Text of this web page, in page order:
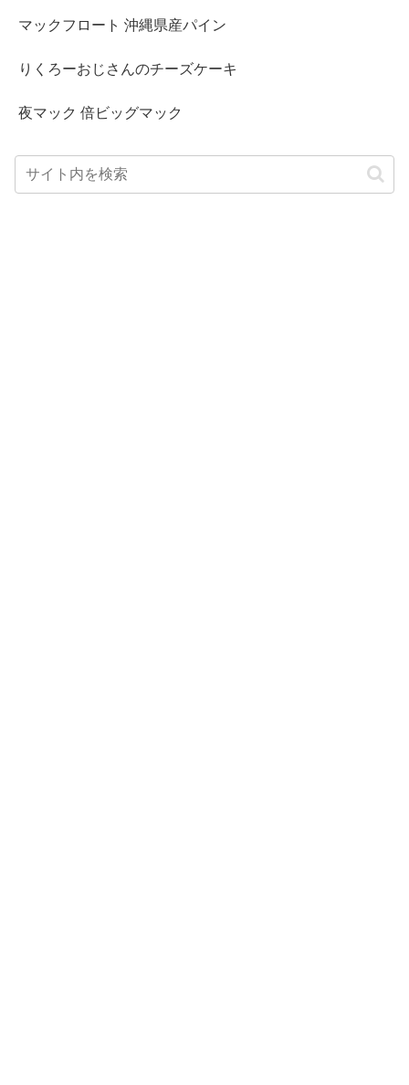
マックフロート 沖縄県産パイン
りくろーおじさんのチーズケーキ
夜マック 倍ビッグマック